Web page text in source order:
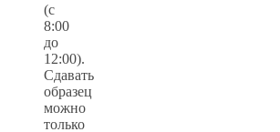
(с
8:00
до
12:00).
Сдавать
образец
можно
только